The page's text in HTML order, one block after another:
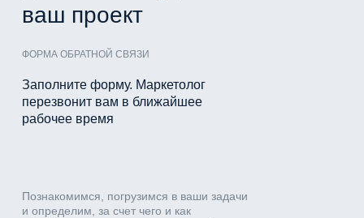
ваш проект
Познакомимся, погрузимся в ваши задачи
и определим, за счет чего и как
Заполните форму. Маркетолог
перезвонит вам в ближайшее
рабочее время
ФОРМА ОБРАТНОЙ СВЯЗИ